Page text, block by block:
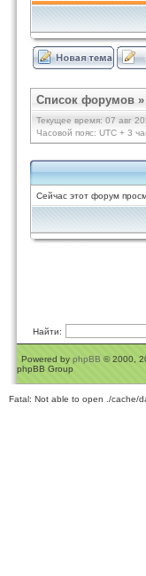
Список форумов »
Текущее время: 07 авг
Часовой пояс: UTC + 3
Сейчас этот форум
Найти:
Powered by phpBB © 2000,
phpBB Group
Fatal: Not able to open ./cache/